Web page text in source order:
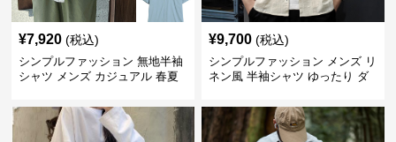
¥7,920 (税込)
シンプルファッション 無地半袖
シャツ メンズ カジュアル 春夏
¥9,700 (税込)
シンプルファッション メンズ リ
ネン風 半袖シャツ ゆったり ダ